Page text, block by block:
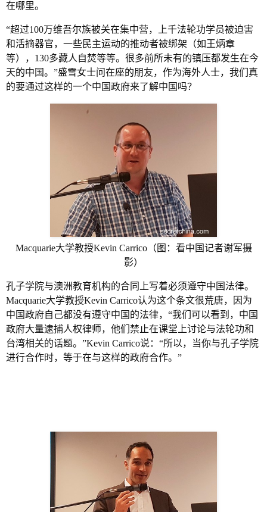
在哪里。
“超过100万维吾尔族被关在集中营，上千法轮功学员被迫害
和活摘器官，一些民主运动的推动者被绑架（如王炳章
等），130多藏人自焚等等。很多前所未有的镇压都发生在今
天的中国。”盛雪女士问在座的朋友，作为海外人士，我们真
的要通过这样的一个中国政府来了解中国吗？
Macquarie大学教授Kevin Carrico（图：看中国记者谢军摄
影）
孔子学院与澳洲教育机构的合同上写着必须遵守中国法律。
Macquarie大学教授Kevin Carrico认为这个条文很荒唐，因为
中国政府自己都没有遵守中国的法律，“我们可以看到，中国
政府大量逮捕人权律师，他们禁止在课堂上讨论与法轮功和
台湾相关的话题。”Kevin Carrico说：“所以，当你与孔子学院
进行合作时，等于在与这样的政府合作。”